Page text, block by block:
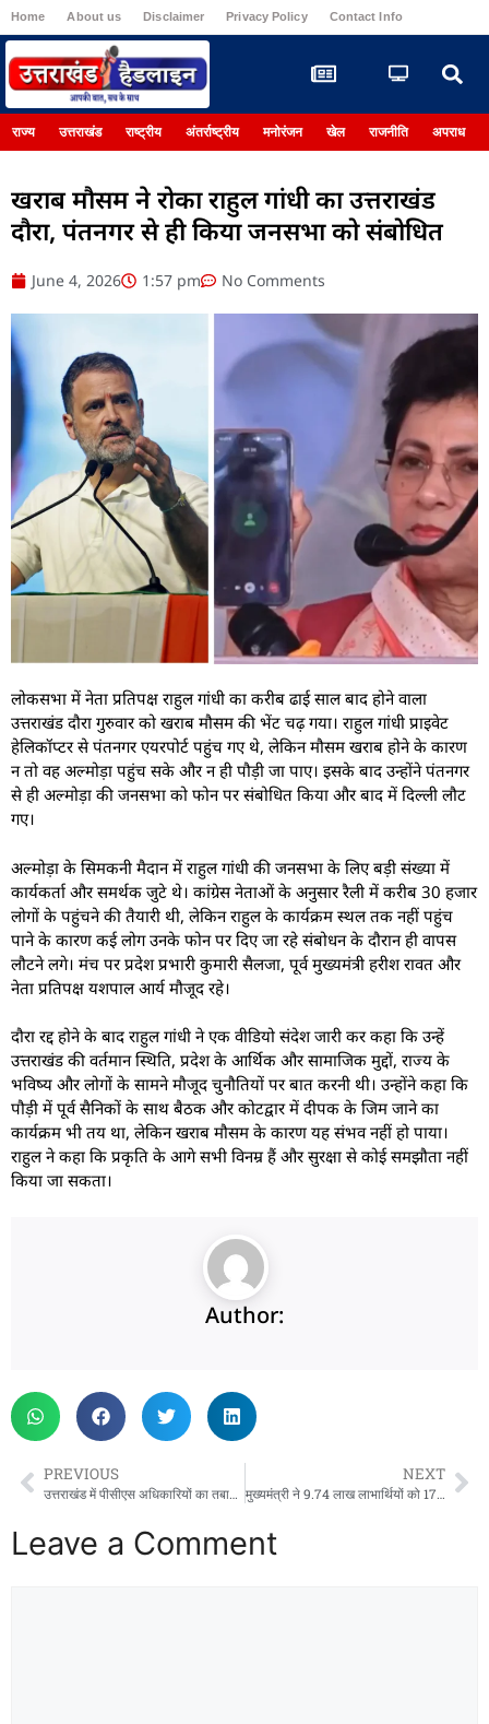
Home About us Disclaimer Privacy Policy Contact Info
राज्य उत्तराखंड राष्ट्रीय अंतर्राष्ट्रीय मनोरंजन खेल राजनीति अपराध
खराब मौसम ने रोका राहुल गांधी का उत्तराखंड
दौरा, पंतनगर से ही किया जनसभा को संबोधित
June 4, 2026 1:57 pm No Comments
लोकसभा में नेता प्रतिपक्ष राहुल गांधी का करीब ढाई साल बाद होने वाला
उत्तराखंड दौरा गुरुवार को खराब मौसम की भेंट चढ़ गया। राहुल गांधी प्राइवेट
हेलिकॉप्टर से पंतनगर एयरपोर्ट पहुंच गए थे, लेकिन मौसम खराब होने के कारण
न तो वह अल्मोड़ा पहुंच सके और न ही पौड़ी जा पाए। इसके बाद उन्होंने पंतनगर
से ही अल्मोड़ा की जनसभा को फोन पर संबोधित किया और बाद में दिल्ली लौट
गए।
अल्मोड़ा के सिमकनी मैदान में राहुल गांधी की जनसभा के लिए बड़ी संख्या में
कार्यकर्ता और समर्थक जुटे थे। कांग्रेस नेताओं के अनुसार रैली में करीब 30 हजार
लोगों के पहुंचने की तैयारी थी, लेकिन राहुल के कार्यक्रम स्थल तक नहीं पहुंच
पाने के कारण कई लोग उनके फोन पर दिए जा रहे संबोधन के दौरान ही वापस
लौटने लगे। मंच पर प्रदेश प्रभारी कुमारी सैलजा, पूर्व मुख्यमंत्री हरीश रावत और
नेता प्रतिपक्ष यशपाल आर्य मौजूद रहे।
दौरा रद्द होने के बाद राहुल गांधी ने एक वीडियो संदेश जारी कर कहा कि उन्हें
उत्तराखंड की वर्तमान स्थिति, प्रदेश के आर्थिक और सामाजिक मुद्दों, राज्य के
भविष्य और लोगों के सामने मौजूद चुनौतियों पर बात करनी थी। उन्होंने कहा कि
पौड़ी में पूर्व सैनिकों के साथ बैठक और कोटद्वार में दीपक के जिम जाने का
कार्यक्रम भी तय था, लेकिन खराब मौसम के कारण यह संभव नहीं हो पाया।
राहुल ने कहा कि प्रकृति के आगे सभी विनम्र हैं और सुरक्षा से कोई समझौता नहीं
किया जा सकता।
Author:
PREVIOUS
उत्तराखंड में पीसीएस अधिकारियों का तबादला, विजय नाथ बने ऋषिकेश नगर आयुक्त
NEXT
मुख्यमंत्री ने 9.74 लाख लाभार्थियों को 176.59 करोड़ रूपये की पेंशन राशि हस्तांतरित की
Leave a Comment